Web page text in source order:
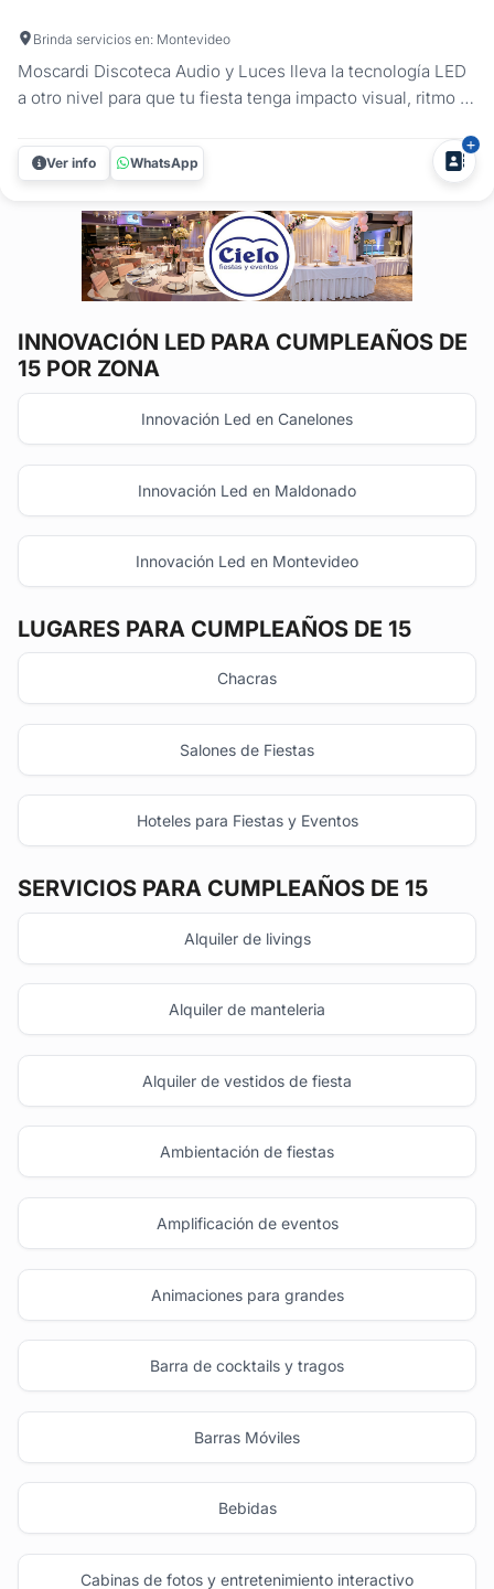
Brinda servicios en: Montevideo
Moscardi Discoteca Audio y Luces lleva la tecnología LED
a otro nivel para que tu fiesta tenga impacto visual, ritmo y
profesional, ofrecemos discoteca, audio, luces y efectos
especiales para cumpleaños de 15, casamientos, egresos,
Ver info WhatsApp
INNOVACIÓN LED PARA CUMPLEAÑOS DE
15 POR ZONA
Innovación Led en Canelones
Innovación Led en Maldonado
Innovación Led en Montevideo
LUGARES PARA CUMPLEAÑOS DE 15
Chacras
Salones de Fiestas
Hoteles para Fiestas y Eventos
SERVICIOS PARA CUMPLEAÑOS DE 15
Alquiler de livings
Alquiler de manteleria
Alquiler de vestidos de fiesta
Ambientación de fiestas
Amplificación de eventos
Animaciones para grandes
Barra de cocktails y tragos
Barras Móviles
Bebidas
Cabinas de fotos y entretenimiento interactivo